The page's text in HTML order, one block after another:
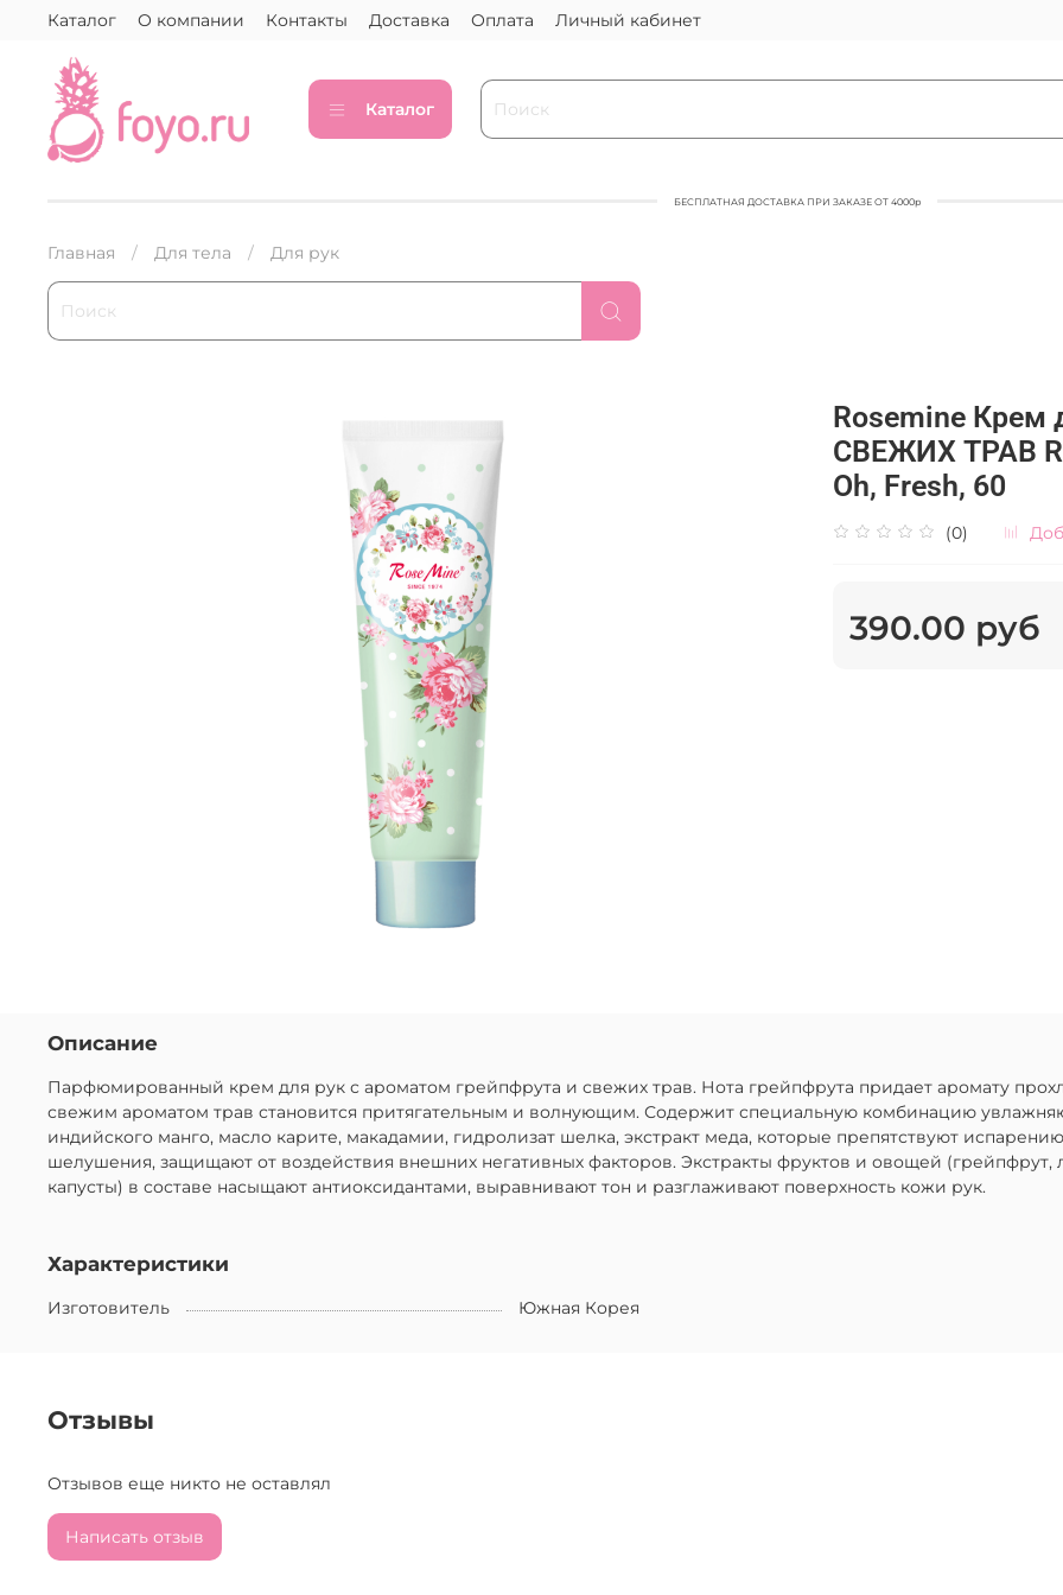
Каталог О компании Контакты Доставка Оплата Личный кабинет
Каталог
БЕСПЛАТНАЯ ДОСТАВКА ПРИ ЗАКАЗЕ ОТ 4000р
Главная Для тела Для рук
Rosemine
СВЕЖИХ ТРАВ
Oh, Fresh, 60
(0)
390.00 руб
Описание
Парфюмированный крем для рук с ароматом грейпфрута и свежих трав. Нота грейпфрута придает аромату
свежим ароматом трав становится притягательным и волнующим. Содержит специальную комбинацию
индийского манго, масло карите, макадамии, гидролизат шелка, экстракт меда, которые препятствуют
шелушения, защищают от воздействия внешних негативных факторов. Экстракты фруктов и овощей (грейпфрут,
капусты) в составе насыщают антиоксидантами, выравнивают тон и разглаживают поверхность кожи рук.
Характеристики
Изготовитель Южная Корея
Отзывы
Отзывов еще никто не оставлял
Написать отзыв